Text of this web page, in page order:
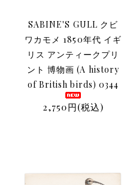
SABINE'S GULL クビ
ワカモメ 1850年代 イギ
リス アンティークプリ
ント 博物画 (A history
of British birds) 0344
2,750円(税込)